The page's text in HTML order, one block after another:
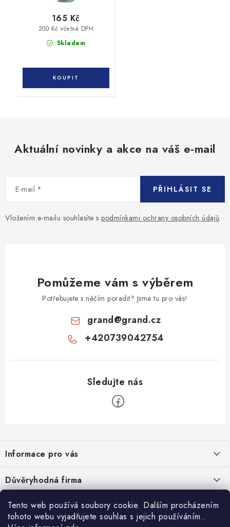
Tento web používá soubory cookie. Dalším procházením
tohoto webu vyjadřujete souhlas s jejich používáním..
Skladem
200 Kč včetně DPH
165 Kč
Aktuální novinky a akce na váš e-mail
E-mail
Vložením e-mailu souhlasíte s podmínkami ochrany osobních údajů
PŘIHLÁSIT SE
Pomůžeme vám s výběrem
Potřebujete s něčím poradit? Jsme tu pro vás!
grand@grand.cz
+420739042754
p
a
t
Informace pro vás
Velkoobchod
Kontakty
Důvěryhodná firma
Ověřeno zákazníky